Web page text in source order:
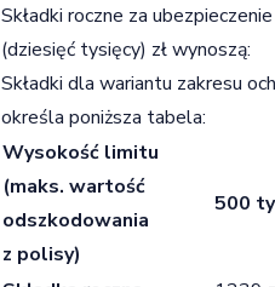
Składki roczne za
(dziesięć tysięcy) zł wynoszą:
Składki dla wariantu zakresu
określa poniższa tabela:
Wysokość limitu
(maks. wartość
odszkodowania
z polisy)
500